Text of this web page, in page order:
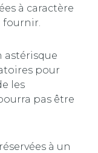
à caractère
fournir.
astérisque
pour
les
pas être
à un